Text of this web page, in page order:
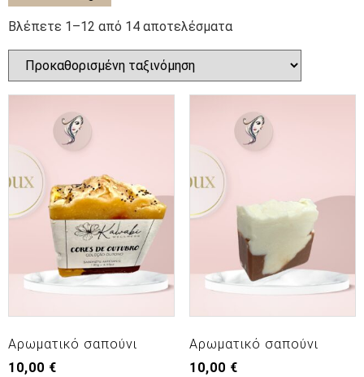
Βλέπετε 1–12 από 14 αποτελέσματα
Αρωματικό σαπούνι
10,00 €
Αρωματικό σαπούνι
10,00 €